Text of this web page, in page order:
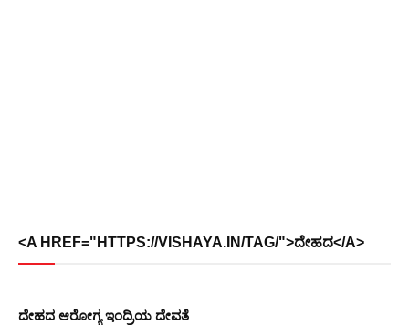
<A HREF="HTTPS://VISHAYA.IN/TAG/">ದೇಹದ</A>
ದೇಹದ ಆರೋಗ್ಯ ಇಂದ್ರಿಯ ದೇವತೆ